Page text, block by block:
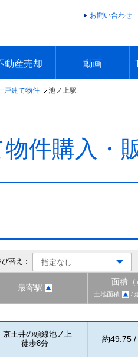
お問い合わせ
動産売却
産売却トップ
無料査定
産売却の流れ
産売却 Q&A
からの不動産売買
動画
住まなび
TVCMギャラリー
放送スケジュール
お客様の声
戸建て物件 池ノ上駅
件購入・
替え：
最寄駅
面積（
土地面積 /
京王井の頭線池ノ上
徒歩8分
約49.75